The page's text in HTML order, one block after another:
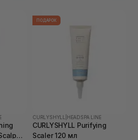
ПОДАРОК
CURLYSHYLL HEADSPA LINE
CURLYSHYLL Purifying
Scaler 120 мл